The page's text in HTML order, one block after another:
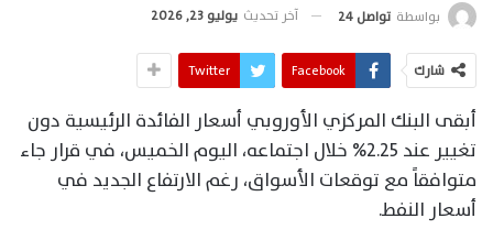
بواسطة تواصل 24 آخر تحديث يوليو 23, 2026
شارك Facebook
Twitter
أبقى البنك المركزي الأوروبي أسعار الفائدة الرئيسية دون
تغيير عند 2.25% خلال اجتماعه، اليوم الخميس، في قرار جاء
متوافقاً مع توقعات الأسواق، رغم الارتفاع الجديد في
أسعار النفط.